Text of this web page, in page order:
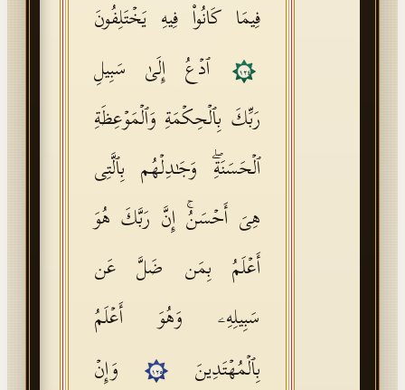
فِیمَا كَانُوا۟ فِیهِ یَخۡتَلِفُونَ
١٢٤
ٱدۡعُ إِلَىٰ سَبِیلِ
رَبِّكَ بِٱلۡحِكۡمَةِ وَٱلۡمَوۡعِظَةِ
ٱلۡحَسَنَةِۖ وَجَـٰدِلۡهُم بِٱلَّتِی
هِیَ أَحۡسَنُۚ إِنَّ رَبَّكَ هُوَ
أَعۡلَمُ بِمَن ضَلَّ عَن
سَبِیلِهِۦ وَهُوَ أَعۡلَمُ
بِٱلۡمُهۡتَدِینَ
١٢٥
وَإِنۡ